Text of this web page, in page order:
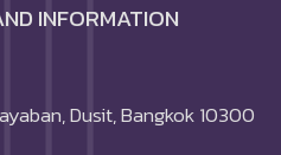
INFORMATION
Dusit, Bangkok 10300